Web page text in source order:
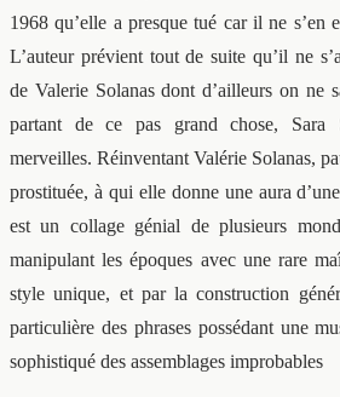
1968 qu’elle a presque tué car il ne s’en
L’auteur prévient tout de suite qu’il ne
de Valerie Solanas dont d’ailleurs on ne
partant de ce pas grand chose, Sara
merveilles. Réinventant Valérie Solanas,
prostituée, à qui elle donne une aura
est un collage génial de plusieurs
manipulant les époques avec une rare
style unique, et par la construction
particulière des phrases possédant une
sophistiqué des assemblages improbables